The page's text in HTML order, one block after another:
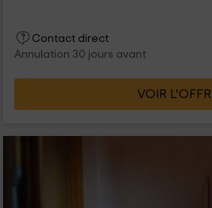
Contact direct
Annulation 30 jours avant
VOIR